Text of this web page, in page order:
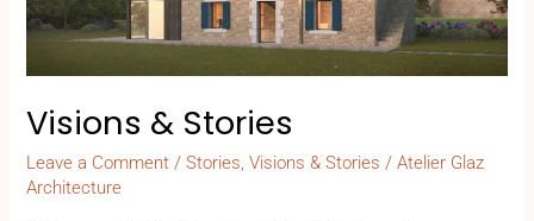
Visions & Stories
Leave a Comment /Stories,Visions & Stories /Atelier Glaz
Architecture